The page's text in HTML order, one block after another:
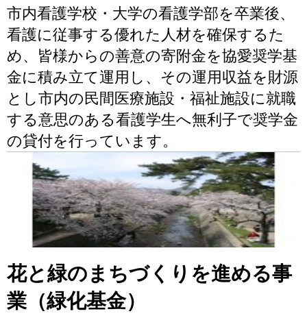
市内看護学校・大学の看護学部を卒業後、
看護に従事する優れた人材を確保するた
め、皆様からの善意の寄附金を協愛奨学基
金に積み立て運用し、その運用収益を財源
とし市内の民間医療施設・福祉施設に就職
する意思のある看護学生へ無利子で奨学金
の貸付を行っています。
花と緑のまちづくりを進める事
業（緑化基金）